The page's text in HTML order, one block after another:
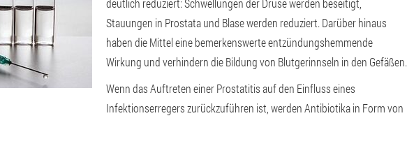
deutlich reduziert: Schwellungen der Drüse werden beseitigt,
Stauungen in Prostata und Blase werden reduziert. Darüber hinaus
haben die Mittel eine bemerkenswerte entzündungshemmende
Wirkung und verhindern die Bildung von Blutgerinnseln in den Gefäßen.
Wenn das Auftreten einer Prostatitis auf den Einfluss eines
Infektionserregers zurückzuführen ist, werden Antibiotika in Form von